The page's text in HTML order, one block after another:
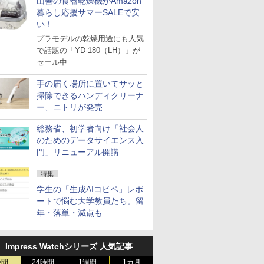
暮らし応援サマーSALEで安
い！
プラモデルの乾燥用途にも人気
で話題の「YD-180（LH）」が
セール中
手の届く場所に置いてサッと
掃除できるハンディクリーナ
ー、ニトリが発売
総務省、初学者向け「社会人
のためのデータサイエンス入
門」リニューアル開講
特集
学生の「生成AIコピペ」レポ
ートで悩む大学教員たち。留
年・落単・減点も
Impress Watchシリーズ 人気記事
24時間 1週間 1カ月